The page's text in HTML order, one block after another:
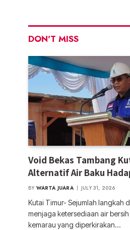
DON'T MISS
Void Bekas Tambang
Alternatif Air Baku
BY WARTA JUARA JULY 31, 2026
Kutai Timur- Sejumlah langkah
menjaga ketersediaan air bersih
kemarau yang diperkirakan…